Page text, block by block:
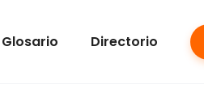
Glosario Directorio